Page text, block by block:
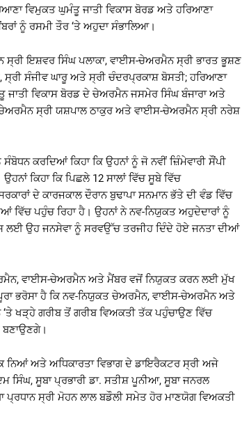
ਵਿਮੁਕਤ ਘੁਮੰਤੂ ਜਾਤੀ ਵਿਕਾਸ ਬੋਰਡ ਅਤੇ ਹਰਿਆਣਾ
ਨੂੰ ਰਸਮੀ ਤੌਰ ‘ਤੇ ਅਹੁਦਾ ਸੰਭਾਲਿਆ।
ਇਸ਼ਵਰ ਸਿੰਘ ਪਲਾਕਾ, ਵਾਈਸ-ਚੇਅਰਮੈਨ ਸ੍ਰੀ ਭਾਰਤ ਭੂਸ਼ਣ
ਸ੍ਰੀ ਸੰਜੀਵ ਘਾਰੂ ਅਤੇ ਸ੍ਰੀ ਚੰਦਰਪ੍ਰਕਾਸ਼ ਬੋਸਤੀ; ਹਰਿਆਣਾ
ਵਿਕਾਸ ਬੋਰਡ ਦੇ ਚੇਅਰਮੈਨ ਜਸਮੇਰ ਸਿੰਘ ਬੰਜਾਰਾ ਅਤੇ
ਸ੍ਰੀ ਯਸ਼ਪਾਲ ਠਾਕੁਰ ਅਤੇ ਵਾਈਸ-ਚੇਅਰਮੈਨ ਸ੍ਰੀ ਨਰੇਸ਼
ਕਰਦਿਆਂ ਕਿਹਾ ਕਿ ਉਹਨਾਂ ਨੂੰ ਜੋ ਨਵੀਂ ਜ਼ਿੰਮੇਵਾਰੀ ਸੌਂਪੀ
ਕਿਹਾ ਕਿ ਪਿਛਲੇ 12 ਸਾਲਾਂ ਵਿੱਚ ਸੂਬੇ ਵਿੱਚ
ਦੇ ਕਾਰਜਕਾਲ ਦੌਰਾਨ ਬੁਢਾਪਾ ਸਨਮਾਨ ਭੱਤੇ ਦੀ ਵੰਡ ਵਿੱਚ
ਵਿੱਚ ਪਹੁੰਚ ਰਿਹਾ ਹੈ। ਉਹਨਾਂ ਨੇ ਨਵ-ਨਿਯੁਕਤ ਅਹੁਦੇਦਾਰਾਂ ਨੂੰ
ਲਈ ਉਹ ਜਨਸੇਵਾ ਨੂੰ ਸਰਵਉੱਚ ਤਰਜੀਹ ਦਿੰਦੇ ਹੋਏ ਜਨਤਾ ਦੀਆਂ
ਵਾਈਸ-ਚੇਅਰਮੈਨ ਅਤੇ ਮੈਂਬਰ ਵਜੋਂ ਨਿਯੁਕਤ ਕਰਨ ਲਈ ਮੁੱਖ
ਭਰੋਸਾ ਹੈ ਕਿ ਨਵ-ਨਿਯੁਕਤ ਚੇਅਰਮੈਨ, ਵਾਈਸ-ਚੇਅਰਮੈਨ ਅਤੇ
ਖੜ੍ਹੇ ਗਰੀਬ ਤੋਂ ਗਰੀਬ ਵਿਅਕਤੀ ਤੱਕ ਪਹੁੰਚਾਉਣ ਵਿੱਚ
ਬਣਾਉਣਗੇ।
ਨਿਆਂ ਅਤੇ ਅਧਿਕਾਰਤਾ ਵਿਭਾਗ ਦੇ ਡਾਇਰੈਕਟਰ ਸ੍ਰੀ ਅਜੇ
ਸਿੰਘ, ਸੂਬਾ ਪ੍ਰਭਾਰੀ ਡਾ. ਸਤੀਸ਼ ਪੂਨੀਆ, ਸੂਬਾ ਜਨਰਲ
ਪ੍ਰਧਾਨ ਸ੍ਰੀ ਮੋਹਨ ਲਾਲ ਬਡੌਲੀ ਸਮੇਤ ਹੋਰ ਮਾਣਯੋਗ ਵਿਅਕਤੀ